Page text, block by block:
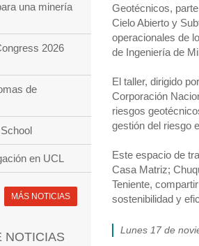
una minería
2026
de
en UCL
MÁS NOTICIAS
NOTICIAS
Geotécnicos,
Cielo Abierto y
operacionales de
de Ingeniería de
El taller, dirigido
Corporación
riesgos
gestión del riesgo
Este espacio de
Casa Matriz;
Teniente,
sostenibilidad y
lunes 17 de